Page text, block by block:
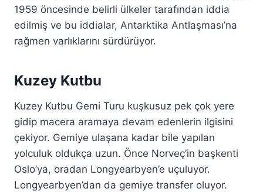
1959 öncesinde belirli ülkeler tarafından iddia
edilmiş ve bu iddialar, Antarktika Antlaşması’na
rağmen varlıklarını sürdürüyor.
Kuzey Kutbu
Kuzey Kutbu Gemi Turu kuşkusuz pek çok yere
gidip macera aramaya devam edenlerin ilgisini
çekiyor. Gemiye ulaşana kadar bile yapılan
yolculuk oldukça uzun. Önce Norveç’in başkenti
Oslo’ya, oradan Longyearbyen’e uçuluyor.
Longyearbyen’dan da gemiye transfer oluyor.